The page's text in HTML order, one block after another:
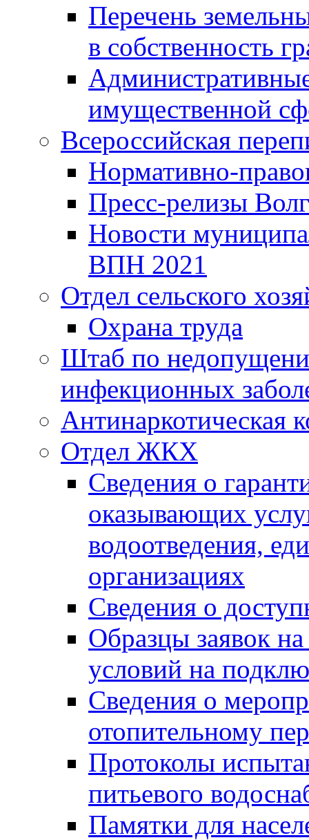
Перечень
в собственность
имущественной
Всероссийская
Нормативно-
Пресс-релизы
Новости
ВПН 2021
Отдел сельского
Охрана труда
Штаб по
инфекционных
Антинаркотическая
Отдел ЖКХ
Сведения о
оказывающих
водоотведения,
организациях
Сведения о
Образцы заявок
условий на
Сведения о
отопительному
Протоколы
питьевого
Памятки для